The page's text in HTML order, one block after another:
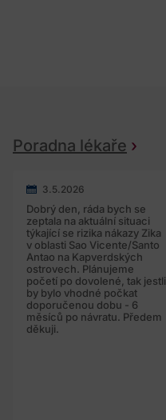
Poradna lékaře
3.5.2026
Dobrý den, ráda bych se
zeptala na aktuální situaci
týkající se rizika nákazy Zika
v oblasti Sao Vicente/Santo
Antao na Kapverdských
ostrovech. Plánujeme
početí po dovolené, tak jestli
by bylo vhodné počkat
doporučenou dobu - 6
měsíců po návratu. Předem
děkuji.